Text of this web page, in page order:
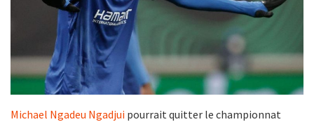
Michael Ngadeu Ngadjui pourrait quitter le championnat